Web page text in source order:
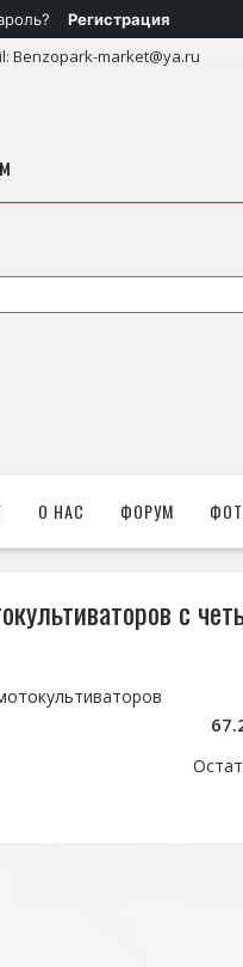
Регистрация
Benzopark-market@ya.ru
О НАС ФОРУМ
с